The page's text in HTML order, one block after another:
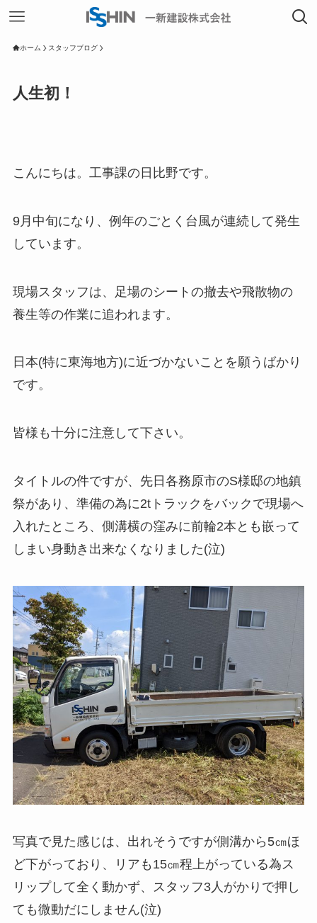
ホーム スタッフブログ
人生初！
こんにちは。工事課の日比野です。
9月中旬になり、例年のごとく台風が連続して発生
しています。
現場スタッフは、足場のシートの撤去や飛散物の
養生等の作業に追われます。
日本(特に東海地方)に近づかないことを願うばかり
です。
皆様も十分に注意して下さい。
タイトルの件ですが、先日各務原市のS様邸の地鎮
祭があり、準備の為に2tトラックをバックで現場へ
入れたところ、側溝横の窪みに前輪2本とも嵌って
しまい身動き出来なくなりました(泣)
写真で見た感じは、出れそうですが側溝から5㎝ほ
ど下がっており、リアも15㎝程上がっている為ス
リップして全く動かず、スタッフ3人がかりで押し
ても微動だにしません(泣)